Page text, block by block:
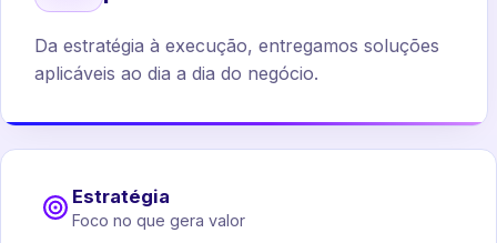
Da estratégia à execução, entregamos soluções
aplicáveis ao dia a dia do negócio.
Estratégia
Foco no que gera valor